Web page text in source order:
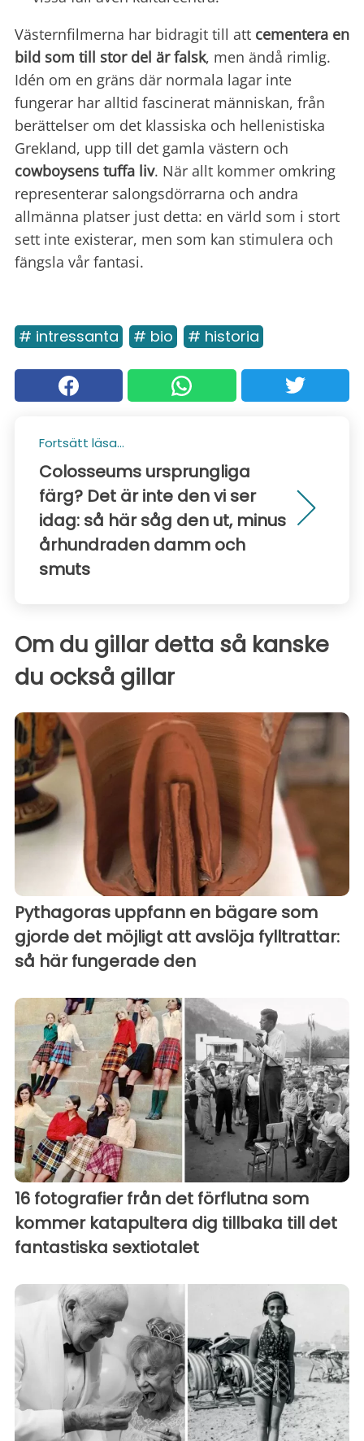
Västernfilmerna har bidragit till att cementera en
bild som till stor del är falsk, men ändå rimlig.
Idén om en gräns där normala lagar inte
fungerar har alltid fascinerat människan, från
berättelser om det klassiska och hellenistiska
Grekland, upp till det gamla västern och
cowboysens tuffa liv. När allt kommer omkring
representerar salongsdörrarna och andra
allmänna platser just detta: en värld som i stort
sett inte existerar, men som kan stimulera och
fängsla vår fantasi.
# intressanta # bio # historia
Fortsätt läsa...
Colosseums ursprungliga
färg? Det är inte den vi ser
idag: så här såg den ut, minus
århundraden damm och
smuts
Om du gillar detta så kanske
du också gillar
Pythagoras uppfann en bägare som
gjorde det möjligt att avslöja fylltrattar:
så här fungerade den
16 fotografier från det förflutna som
kommer katapultera dig tillbaka till det
fantastiska sextiotalet